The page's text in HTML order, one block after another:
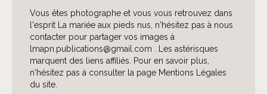
Vous êtes photographe et vous vous retrouvez dans
l'esprit La mariée aux pieds nus, n'hésitez pas à nous
contacter pour partager vos images à
lmapn.publications@gmail.com . Les astérisques
marquent des liens affiliés. Pour en savoir plus,
n'hésitez pas à consulter la page Mentions Légales
du site.